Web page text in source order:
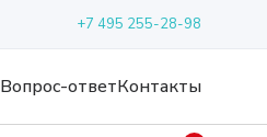
+7 495 255-28-98
Вопрос-ответКонтакты